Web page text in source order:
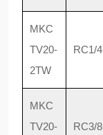
MKC
TV20-
2TW
RC1/4
MKC
TV20-
RC3/8